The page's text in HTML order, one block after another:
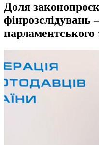
Доля
фінрозслідувань